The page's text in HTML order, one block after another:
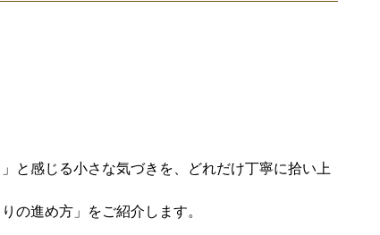
と感じる小さな気づきを、どれだけ丁寧に拾い上
の進め方」をご紹介します。